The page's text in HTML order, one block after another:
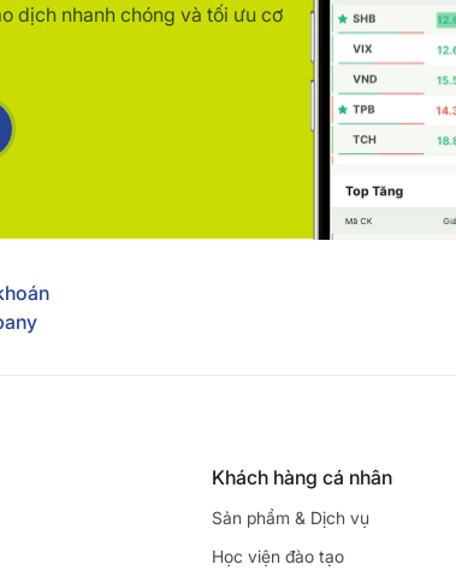
dịch nhanh chóng và tối ưu cơ
Khách hàng cá nhân
Sản phẩm & Dịch vụ
Học viện đào tạo